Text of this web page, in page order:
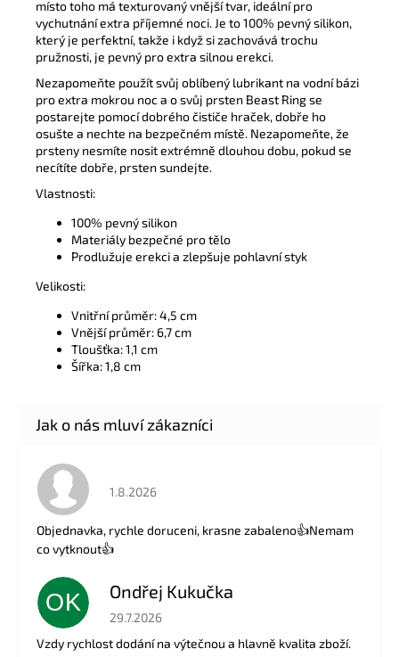
místo toho má texturovaný vnější tvar, ideální pro
vychutnání extra příjemné noci. Je to 100% pevný silikon,
který je perfektní, takže i když si zachovává trochu
pružnosti, je pevný pro extra silnou erekci.
Nezapomeňte použít svůj oblíbený lubrikant na vodní bázi
pro extra mokrou noc a o svůj prsten Beast Ring se
postarejte pomocí dobrého čističe hraček, dobře ho
osušte a nechte na bezpečném místě. Nezapomeňte, že
prsteny nesmíte nosit extrémně dlouhou dobu, pokud se
necítíte dobře, prsten sundejte.
Vlastnosti:
100% pevný silikon
Materiály bezpečné pro tělo
Prodlužuje erekci a zlepšuje pohlavní styk
Velikosti:
Vnitřní průměr: 4,5 cm
Vnější průměr: 6,7 cm
Tloušťka: 1,1 cm
Šířka: 1,8 cm
Hodnocení obchodu je 5 z 5 hvězdiček.
1.8.2026
Objednavka, rychle doruceni, krasne zabaleno👍Nemam
co vytknout👍
OK Ondřej Kukučka
Hodnocení obchodu je 5 z 5 hvězdiček.
29.7.2026
Vzdy rychlost dodání na výtečnou a hlavně kvalita zboží.